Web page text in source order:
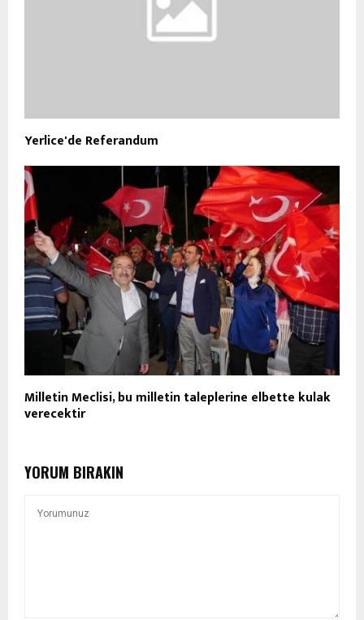
Yerlice'de Referandum
Milletin Meclisi, bu milletin taleplerine elbette kulak
verecektir
YORUM BIRAKIN